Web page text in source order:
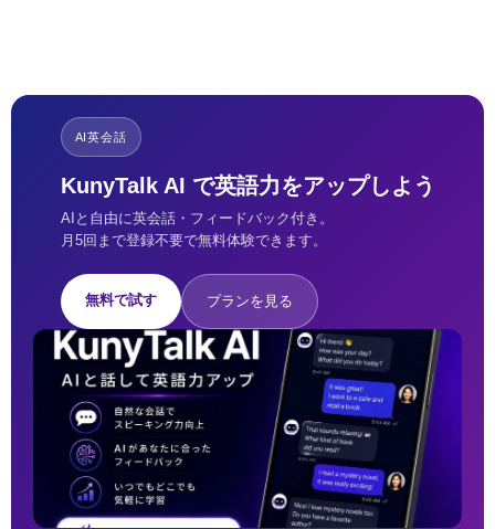
AI英会話
KunyTalk AI で英語力をアップしよう
AIと自由に英会話・フィードバック付き。
月5回まで登録不要で無料体験できます。
無料で試す プランを見る